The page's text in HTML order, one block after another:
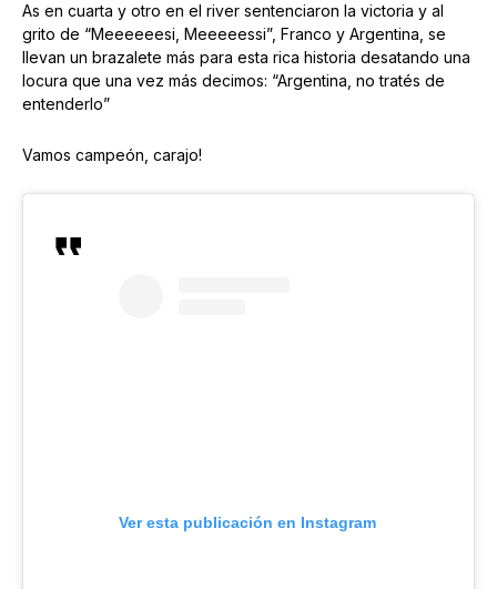
As en cuarta y otro en el river sentenciaron la victoria y al
grito de “Meeeeeesi, Meeeeessi”, Franco y Argentina, se
llevan un brazalete más para esta rica historia desatando una
locura que una vez más decimos: “Argentina, no tratés de
entenderlo”
Vamos campeón, carajo!
Ver esta publicación en Instagram